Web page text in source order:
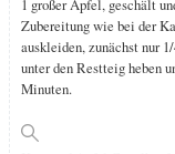
1 großer Apfel, geschält
Zubereitung wie bei der
auskleiden, zunächst nur
unter den Restteig heben
Minuten.